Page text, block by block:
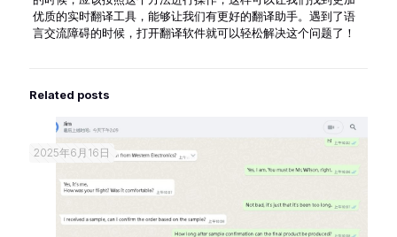
优质的实时翻译工具，能够让我们有更好的翻译助手。遇到了语
言交流障碍的时候，打开翻译软件就可以轻松解决这个问题了！
Related posts
2025年6月16日